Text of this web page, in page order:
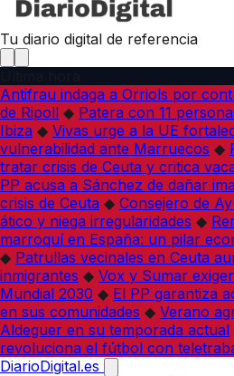
Tu diario digital de referencia
Antifrau indaga a Orriols por
de Ripoll ◆ Patera con 11
Ibiza ◆ Vivas urge a la UE
vulnerabilidad ante Marruecos ◆
tratar crisis de Ceuta y critica
PP acusa a Sánchez de dañar
crisis de Ceuta ◆ Consejero de
ático y niega irregularidades ◆
marroquí en España: un pilar
◆ Patrullas vecinales en Ceuta
inmigrantes ◆ Vox y Sumar
Mundial 2030 ◆ El PP garantiza
en sus comunidades ◆ Verano
Aldeguer en su temporada actual
revoluciona el fútbol con
DiarioDigital.es